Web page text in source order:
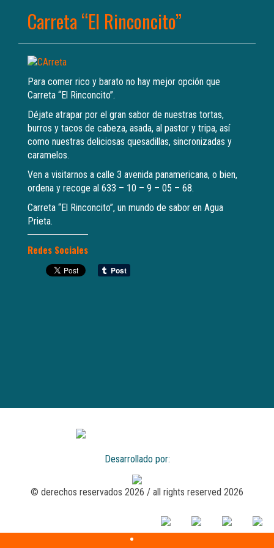
Carreta “El Rinconcito”
Para comer rico y barato no hay mejor opción que
Carreta “El Rinconcito”.
Déjate atrapar por el gran sabor de nuestras tortas,
burros y tacos de cabeza, asada, al pastor y tripa, así
como nuestras deliciosas quesadillas, sincronizadas y
caramelos.
Ven a visitarnos a calle 3 avenida panamericana, o bien,
ordena y recoge al 633 – 10 – 9 – 05 – 68.
Carreta “El Rinconcito”, un mundo de sabor en Agua
Prieta.
Redes Sociales
Desarrollado por:
© derechos reservados 2026 / all rights reserved 2026